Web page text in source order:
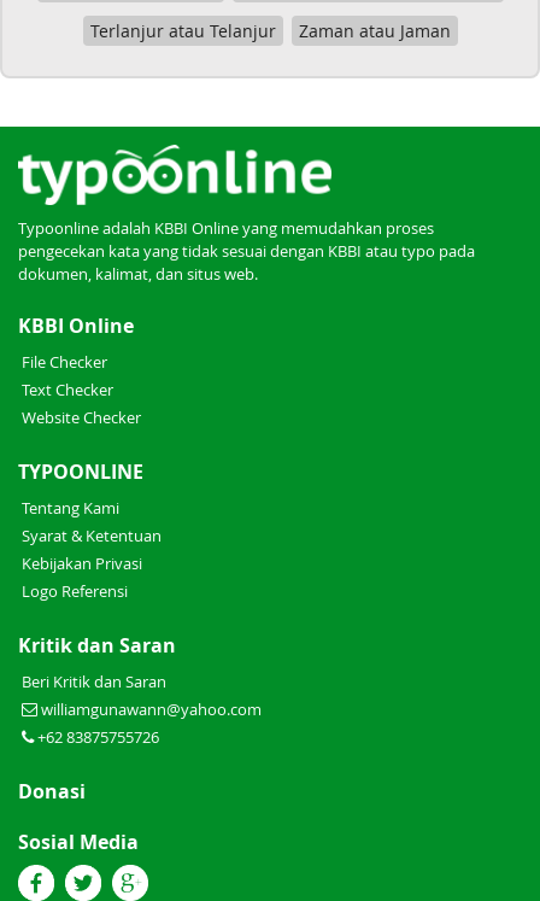
Terlanjur atau Telanjur
Zaman atau Jaman
Typoonline adalah KBBI Online yang memudahkan proses
pengecekan kata yang tidak sesuai dengan KBBI atau typo pada
dokumen, kalimat, dan situs web.
KBBI Online
File Checker
Text Checker
Website Checker
TYPOONLINE
Tentang Kami
Syarat & Ketentuan
Kebijakan Privasi
Logo Referensi
Kritik dan Saran
Beri Kritik dan Saran
williamgunawann@yahoo.com
+62 83875755726
Donasi
Sosial Media